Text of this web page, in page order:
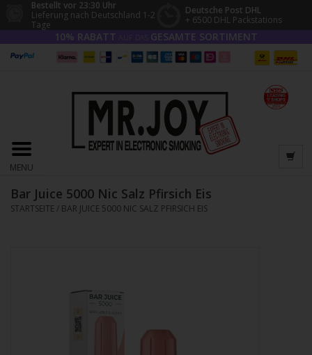
Bestellt vor 23:30 Uhr
Lieferung nach Deutschland 1-2
Tage
Deutsche Post DHL
+ 6500 DHL Packstations
10% RABATT GESAMTE SORTIMENT
MENU
Bar Juice 5000 Nic Salz Pfirsich Eis
STARTSEITE / BAR JUICE 5000 NIC SALZ PFIRSICH EIS